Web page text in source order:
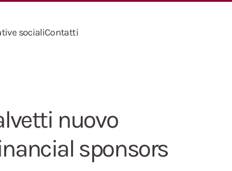
socialiContatti
nuovo
sponsors